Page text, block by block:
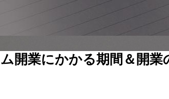
開業にかかる期間＆開業